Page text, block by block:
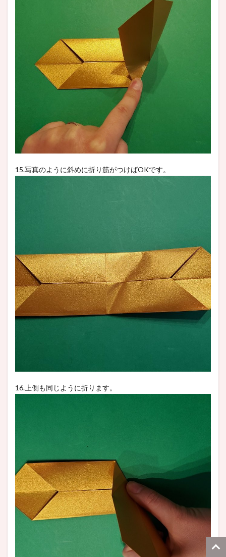
15.写真のように斜めに折り筋がつけばOKです。
16.上側も同じように折ります。